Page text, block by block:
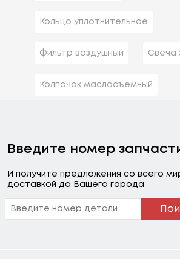
Кольцо уплотнительное
Фильтр воздушный Свеча
Колпачок маслосъемный
Введите номер
И получите предложения со всего
доставкой до Вашего города